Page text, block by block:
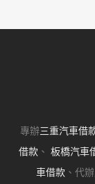
專辦三重汽車借
借款 、 板橋汽車
車借款 、代